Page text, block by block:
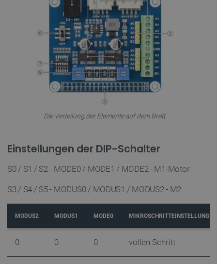
Die Verteilung der Elemente auf dem Brett.
Einstellungen der DIP-Schalter
S0 / S1 / S2 - MODE0 / MODE1 / MODE2 - M1-Motor
S3 / S4 / S5 - MODUS0 / MODUS1 / MODUS2 - M2
MODUS2 MODUS1 MODE0 MIKROSCHRITTEINSTELLUNG
0 0 0 vollen Schritt
Benutzeranmeldung und die Kontoverwaltung. Ohne
die unbedingt erforderlichen Cookies kann die
Website nicht ordnungsgemäß verwendet werden.
Name
Anbieter
VISITOR_PRIVACY_METADATA
critAccountId botland.de
PrestaShop-[abcdef0123456789]{32} .botland.de